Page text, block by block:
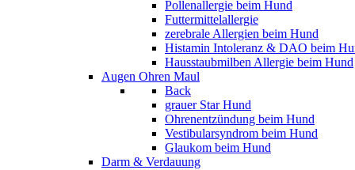
Pollenallergie beim Hund
Futtermittelallergie
zerebrale Allergien beim Hund
Histamin Intoleranz & DAO beim
Hausstaubmilben Allergie beim Hund
Augen Ohren Maul
Back
grauer Star Hund
Ohrenentzündung beim Hund
Vestibularsyndrom beim Hund
Glaukom beim Hund
Darm & Verdauung